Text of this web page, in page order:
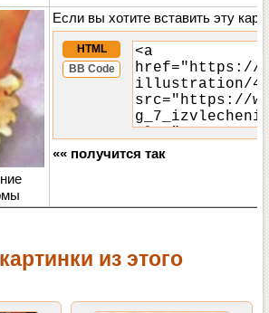
Если вы хотите вставить эту
HTML
BB Code
«« получится так
из этого